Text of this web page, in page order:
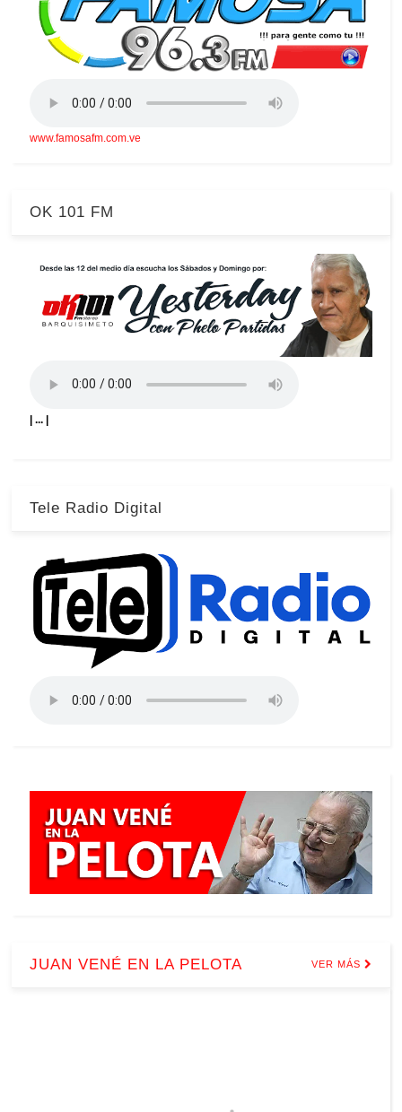
www.famosafm.com.ve
OK 101 FM
| ... |
Tele Radio Digital
JUAN VENÉ EN LA PELOTA VER MÁS